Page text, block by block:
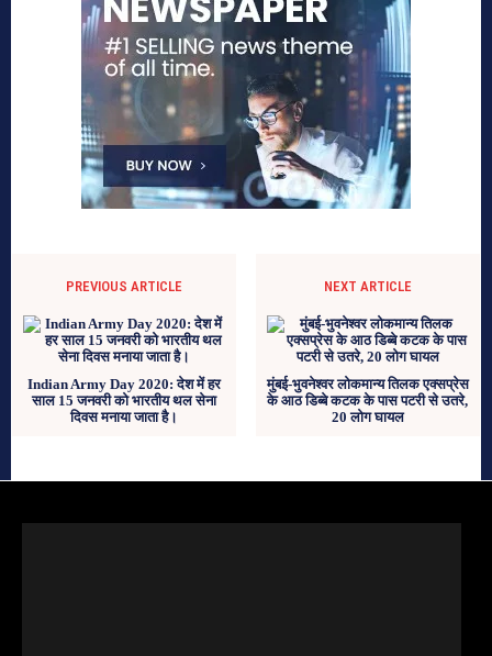
PREVIOUS ARTICLE
Indian Army Day 2020: देश में हर
साल 15 जनवरी को भारतीय थल सेना
दिवस मनाया जाता है।
NEXT ARTICLE
मुंबई-भुवनेश्वर लोकमान्य तिलक एक्सप्रेस
के आठ डिब्बे कटक के पास पटरी से उतरे,
20 लोग घायल